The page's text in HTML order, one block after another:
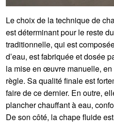
Le choix de la technique de
est déterminant pour le reste
traditionnelle, qui est
d’eau, est fabriquée et dosée
la mise en œuvre manuelle,
règle. Sa qualité finale est
faire de ce dernier. En outre,
plancher chauffant à eau,
De son côté, la chape fluide